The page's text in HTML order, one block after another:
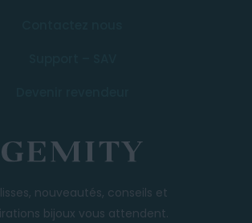
nouveautés, conseils et
bijoux vous attendent.